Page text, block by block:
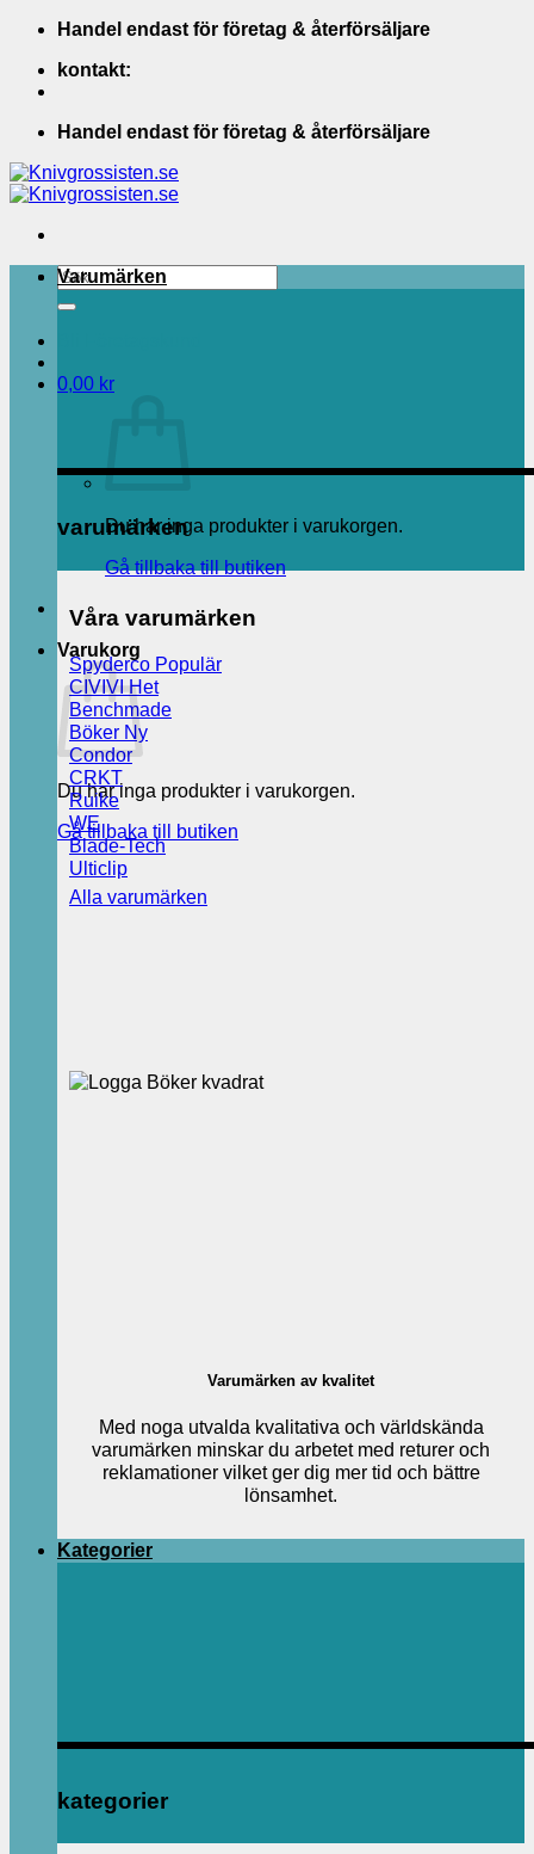
Skip
content
Handel endast för företag & återförsäljare
kontakt:
Handel endast för företag & återförsäljare
Sök
efter:
0,00 kr
Du har inga produkter i varukorgen.
Gå tillbaka till butiken
Varukorg
Du har inga produkter i varukorgen.
Gå tillbaka till butiken
Varumärken
varumärken
Våra varumärken
Spyderco
CIVIVI
Benchmade
Böker
Condor
CRKT
Ruike
WE
Blade-Tech
Ulticlip
Alla varumärken
Varumärken av kvalitet
Med noga utvalda kvalitativa och världskända
varumärken minskar du arbetet med returer och
reklamationer vilket ger dig mer tid och bättre
lönsamhet.
Kategorier
kategorier